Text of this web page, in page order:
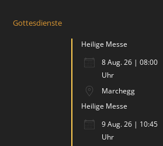
Gottesdienste
Heilige Messe
8 Aug. 26 | 08:00
Uhr
Marchegg
Heilige Messe
9 Aug. 26 | 10:45
Uhr